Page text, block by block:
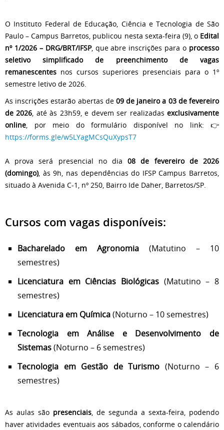
O Instituto Federal de Educação, Ciência e Tecnologia de São
Paulo – Campus Barretos, publicou nesta sexta-feira (9), o Edital
nº 1/2026 – DRG/BRT/IFSP, que abre inscrições para o processo
seletivo simplificado de preenchimento de vagas
remanescentes nos cursos superiores presenciais para o 1º
semestre letivo de 2026.
As inscrições estarão abertas de 09 de janeiro a 03 de fevereiro
de 2026, até às 23h59, e devem ser realizadasexclusivamente
online, por meio do formulário disponível no link: 👉
https://forms.gle/w5LYagMCsQuXypsT7
A prova será presencial no dia 08 de fevereiro de 2026
(domingo), às 9h, nas dependências do IFSP Campus Barretos,
situado à Avenida C-1, nº 250, Bairro Ide Daher, Barretos/SP.
Cursos com vagas disponíveis:
Bacharelado em Agronomia (Matutino – 10
semestres)
Licenciatura em Ciências Biológicas (Matutino – 8
semestres)
Licenciatura em Química(Noturno – 10 semestres)
Tecnologia em Análise e Desenvolvimento de
Sistemas(Noturno – 6 semestres)
Tecnologia em Gestão de Turismo (Noturno – 6
semestres)
As aulas são presenciais, de segunda a sexta-feira, podendo
haver atividades eventuais aos sábados, conforme o calendário